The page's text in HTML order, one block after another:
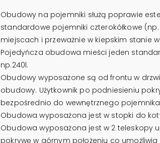
Obudowy na pojemniki służą poprawie
standardowe pojemniki czterokółkowe (np.
miejscach i przeważnie w kiepskim stanie
Pojedyńcza obudowa mieści jeden
np.240l.
Obudowy wyposażone są od frontu w
obudowy. Użytkownik po podniesieniu
bezpośrednio do wewnętrznego pojemnika
Obudowa wyposażona jest w stopki do
Obudowa wyposażona jest w 2 teleskopy
pokrywę w górnym położeniu co